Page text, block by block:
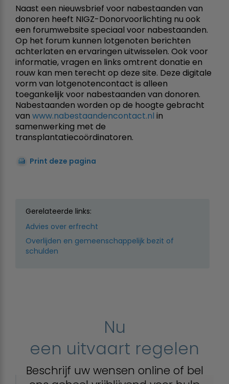
Naast een nieuwsbrief voor nabestaanden van
donoren heeft NIGZ-Donorvoorlichting nu ook
een forumwebsite speciaal voor nabestaanden.
Op het forum kunnen lotgenoten berichten
achterlaten en ervaringen uitwisselen. Ook voor
informatie, vragen en links omtrent donatie en
rouw kan men terecht op deze site. Deze digitale
vorm van lotgenotencontact is alleen
toegankelijk voor nabestaanden van donoren.
Nabestaanden worden op de hoogte gebracht
van www.nabestaandencontact.nl in
samenwerking met de
transplantatiecoördinatoren.
Print deze pagina
Gerelateerde links:
Advies over erfrecht
Overlijden en gemeenschappelijk bezit of
schulden
Nu
een uitvaart regelen
Beschrijf uw wensen online of bel